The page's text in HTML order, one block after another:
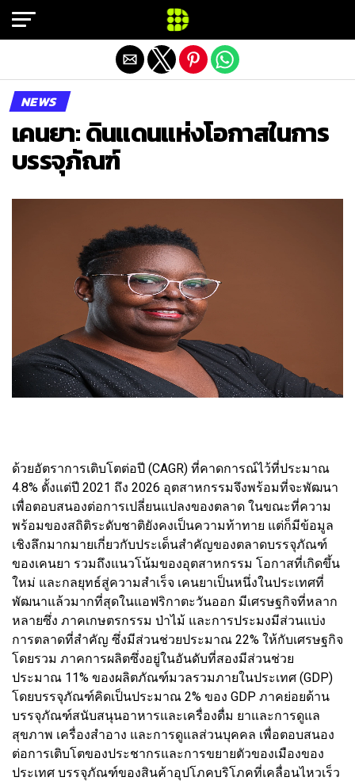
NEWS
เคนยา: ดินแดนแห่งโอกาสในการ
บรรจุภัณฑ์
ด้วยอัตราการเติบโตต่อปี (CAGR) ที่คาดการณ์ไว้ที่ประมาณ
4.8% ตั้งแต่ปี 2021 ถึง 2026 อุตสาหกรรมจึงพร้อมที่จะพัฒนา
เพื่อตอบสนองต่อการเปลี่ยนแปลงของตลาด ในขณะที่ความ
พร้อมของสถิติระดับชาติยังคงเป็นความท้าทาย แต่ก็มีข้อมูล
เชิงลึกมากมายเกี่ยวกับประเด็นสำคัญของตลาดบรรจุภัณฑ์
ของเคนยา รวมถึงแนวโน้มของอุตสาหกรรม โอกาสที่เกิดขึ้น
ใหม่ และกลยุทธ์สู่ความสำเร็จ เคนยาเป็นหนึ่งในประเทศที่
พัฒนาแล้วมากที่สุดในแอฟริกาตะวันออก มีเศรษฐกิจที่หลาก
หลายซึ่ง ภาคเกษตรกรรม ป่าไม้ และการประมงมีส่วนแบ่ง
การตลาดที่สำคัญ ซึ่งมีส่วนช่วยประมาณ 22% ให้กับเศรษฐกิจ
โดยรวม ภาคการผลิตซึ่งอยู่ในอันดับที่สองมีส่วนช่วย
ประมาณ 11% ของผลิตภัณฑ์มวลรวมภายในประเทศ (GDP)
โดยบรรจุภัณฑ์คิดเป็นประมาณ 2% ของ GDP ภาคย่อยด้าน
บรรจุภัณฑ์สนับสนุนอาหารและเครื่องดื่ม ยาและการดูแล
สุขภาพ เครื่องสำอาง และการดูแลส่วนบุคคล เพื่อตอบสนอง
ต่อการเติบโตของประชากรและการขยายตัวของเมืองของ
ประเทศ บรรจุภัณฑ์ของสินค้าอุปโภคบริโภคที่เคลื่อนไหวเร็ว
Exit mobile version